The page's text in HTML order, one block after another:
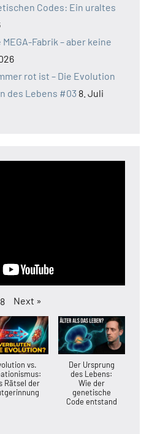
Codes: Ein uraltes
Fabrik – aber keine
rot ist – Die Evolution
des Lebens #03 8. Juli
Next »
vs.
Rätsel der
Der Ursprung
des Lebens:
Wie der
genetische
Code entstand